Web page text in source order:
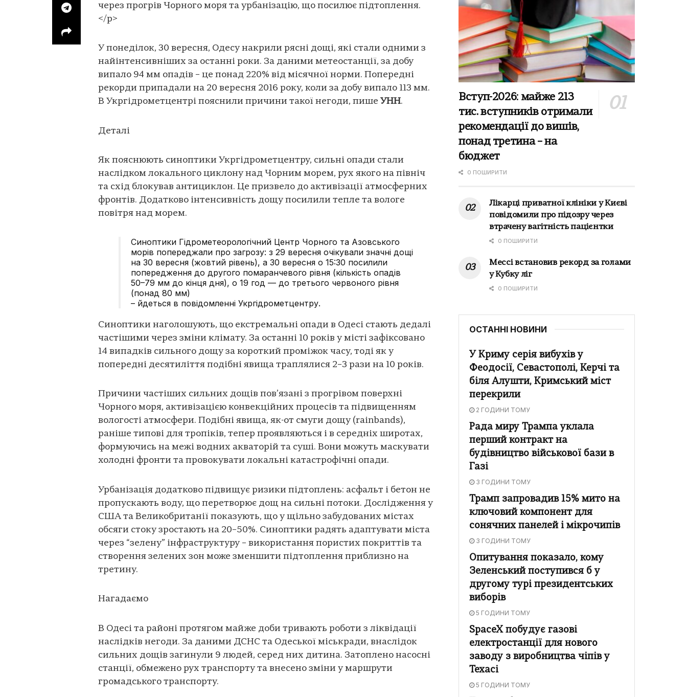
через прогрів Чорного моря та урбанізацію, що посилює підтоплення.
</p>
У понеділок, 30 вересня, Одесу накрили рясні дощі, які стали одними з
найінтенсивніших за останні роки. За даними метеостанції, за добу
випало 94 мм опадів – це понад 220% від місячної норми. Попередні
рекорди припадали на 20 вересня 2016 року, коли за добу випало 113 мм.
В Укргідрометцентрі пояснили причини такої негоди, пише УНН.
Деталі
Як пояснюють синоптики Укргідрометцентру, сильні опади стали
наслідком локального циклону над Чорним морем, рух якого на північ
та схід блокував антициклон. Це призвело до активізації атмосферних
фронтів. Додатково інтенсивність дощу посилили тепле та вологе
повітря над морем.
Синоптики Гідрометеорологічний Центр Чорного та Азовського
морів попереджали про загрозу: з 29 вересня очікували значні дощі
на 30 вересня (жовтий рівень), а 30 вересня о 15:30 посилили
попередження до другого помаранчевого рівня (кількість опадів
50–79 мм до кінця дня), о 19 год — до третього червоного рівня
(понад 80 мм)
– йдеться в повідомленні Укргідрометцентру.
Синоптики наголошують, що екстремальні опади в Одесі стають дедалі
частішими через зміни клімату. За останні 10 років у місті зафіксовано
14 випадків сильного дощу за короткий проміжок часу, тоді як у
попередні десятиліття подібні явища траплялися 2–3 рази на 10 років.
Причини частіших сильних дощів пов’язані з прогрівом поверхні
Чорного моря, активізацією конвекційних процесів та підвищенням
вологості атмосфери. Подібні явища, як-от смуги дощу (rainbands),
раніше типові для тропіків, тепер проявляються і в середніх широтах,
формуючись на межі водних акваторій та суші. Вони можуть маскувати
холодні фронти та провокувати локальні катастрофічні опади.
Урбанізація додатково підвищує ризики підтоплень: асфальт і бетон не
пропускають воду, що перетворює дощ на сильні потоки. Дослідження у
США та Великобританії показують, що у щільно забудованих містах
обсяги стоку зростають на 20–50%. Синоптики радять адаптувати міста
через “зелену” інфраструктуру – використання пористих покриттів та
створення зелених зон може зменшити підтоплення приблизно на
третину.
Нагадаємо
В Одесі та районі протягом майже доби тривають роботи з ліквідації
наслідків негоди. За даними ДСНС та Одеської міськради, внаслідок
сильних дощів загинули 9 людей, серед них дитина. Затоплено насосні
станції, обмежено рух транспорту та внесено зміни у маршрути
громадського транспорту.
Вступ-2026: майже 213
тис. вступників отримали
рекомендації до вишів,
понад третина – на
бюджет
0 ПОШИРИТИ
Лікарці приватної клініки у Києві
повідомили про підозру через
втрачену вагітність пацієнтки
0 ПОШИРИТИ
Мессі встановив рекорд за голами
у Кубку ліг
0 ПОШИРИТИ
ОСТАННІ НОВИНИ
У Криму серія вибухів у
Феодосії, Севастополі, Керчі та
біля Алушти, Кримський міст
перекрили
2 ГОДИНИ ТОМУ
Рада миру Трампа уклала
перший контракт на
будівництво військової бази в
Газі
3 ГОДИНИ ТОМУ
Трамп запровадив 15% мито на
ключовий компонент для
сонячних панелей і мікрочипів
3 ГОДИНИ ТОМУ
Опитування показало, кому
Зеленський поступився б у
другому турі президентських
виборів
5 ГОДИНИ ТОМУ
SpaceX побудує газові
електростанції для нового
заводу з виробництва чіпів у
Техасі
5 ГОДИНИ ТОМУ